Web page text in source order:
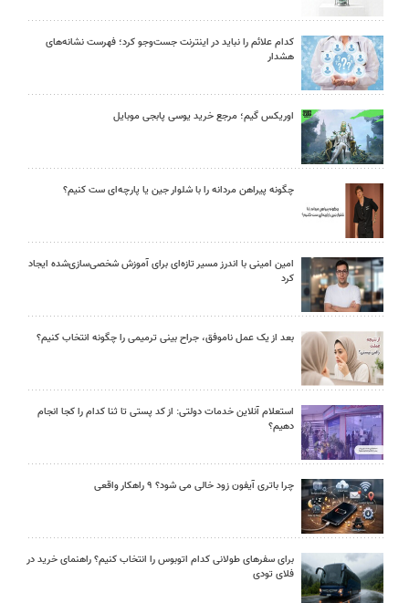
کدام علائم را نباید در اینترنت جست‌وجو کرد؛ فهرست نشانه‌های
هشدار
اوریکس گیم؛ مرجع خرید یوسی پابجی موبایل
چگونه پیراهن مردانه را با شلوار جین یا پارچه‌ای ست کنیم؟
امین امینی با اندرز مسیر تازه‌ای برای آموزش شخصی‌سازی‌شده ایجاد
کرد
بعد از یک عمل ناموفق، جراح بینی ترمیمی را چگونه انتخاب کنیم؟
استعلام آنلاین خدمات دولتی: از کد پستی تا ثنا کدام را کجا انجام
دهیم؟
چرا باتری آیفون زود خالی می شود؟ ۹ راهکار واقعی
برای سفرهای طولانی کدام اتوبوس را انتخاب کنیم؟ راهنمای خرید در
فلای تودی